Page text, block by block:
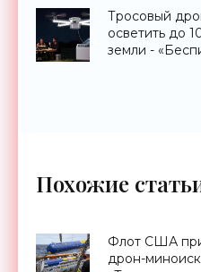
Тросовый
осветить до
земли -
Похожие
Флот США
дрон-